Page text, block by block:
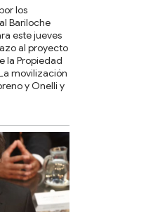
los
Bariloche
este jueves
al proyecto
la Propiedad
movilización
y Onelli y